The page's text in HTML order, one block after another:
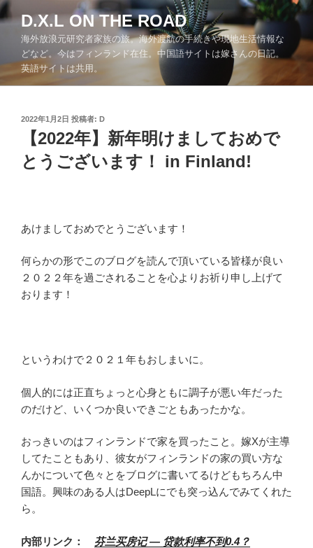
コ
ン
ツ
D.X.L ON THE ROAD
海外放浪元研究者家族の旅。海外渡航の手続きや現地生活情報な
どなど。今はフィンランド在住。中国語サイトは嫁さんの日記。
英語サイトは共用。
投
2022年1月2日 投稿者: D
【2022年】新年明けましておめで
とうございます！ in Finland!
あけましておめでとうございます！
何らかの形でこのブログを読んで頂いている皆様が良い
２０２２年を過ごされることを心よりお祈り申し上げて
おります！
というわけで２０２１年もおしまいに。
個人的には正直ちょっと心身ともに調子が悪い年だった
のだけど、いくつか良いできごともあったかな。
おっきいのはフィンランドで家を買ったこと。嫁Xが主導
してたこともあり、彼女がフィンランドの家の買い方な
んかについて色々とをブログに書いてるけどもちろん中
国語。興味のある人はDeepLにでも突っ込んでみてくれた
ら。
内部リンク： 芬兰买房记 — 贷款利率不到0.4？